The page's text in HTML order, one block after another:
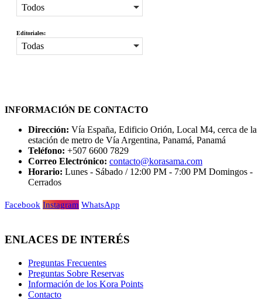
Todos
Editoriales:
Todas
INFORMACIÓN DE CONTACTO
Dirección: Vía España, Edificio Orión, Local M4, cerca de la
estación de metro de Vía Argentina, Panamá, Panamá
Teléfono: +507 6600 7829
Correo Electrónico: contacto@korasama.com
Horario: Lunes - Sábado / 12:00 PM - 7:00 PM Domingos -
Cerrados
Facebook Instagram WhatsApp
ENLACES DE INTERÉS
Preguntas Frecuentes
Preguntas Sobre Reservas
Información de los Kora Points
Contacto